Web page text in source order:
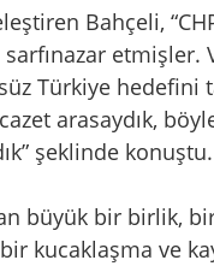
Bahçeli,
etmişler.
Türkiye hedefini
arasaydık,
şeklinde konuştu.
büyük bir birlik,
kucaklaşma ve